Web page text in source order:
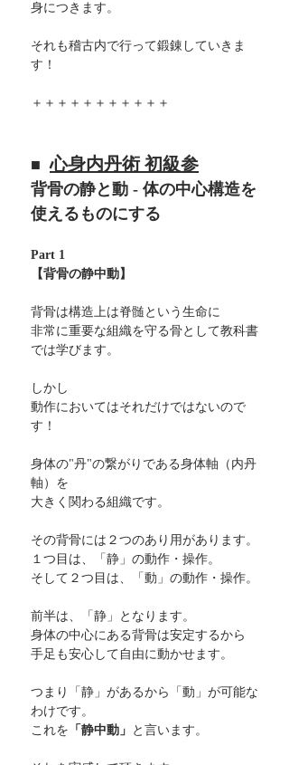
身につきます。
それも稽古内で行って鍛錬していきま
す！
＋＋＋＋＋＋＋＋＋＋＋
■ 心身内丹術 初級参
背骨の静と動 - 体の中心構造を
使えるものにする
Part 1
【背骨の静中動】
背骨は構造上は脊髄という生命に
非常に重要な組織を守る骨として教科書
では学びます。
しかし
動作においてはそれだけではないので
す！
身体の"丹"の繋がりである身体軸（内丹
軸）を
大きく関わる組織です。
その背骨には２つのあり用があります。
１つ目は、「静」の動作・操作。
そして２つ目は、「動」の動作・操作。
前半は、「静」となります。
身体の中心にある背骨は安定するから
手足も安心して自由に動かせます。
つまり「静」があるから「動」が可能な
わけです。
これを 「静中動」 と言います。